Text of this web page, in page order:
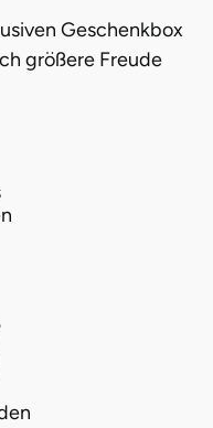
Geschenkbox
größere Freude